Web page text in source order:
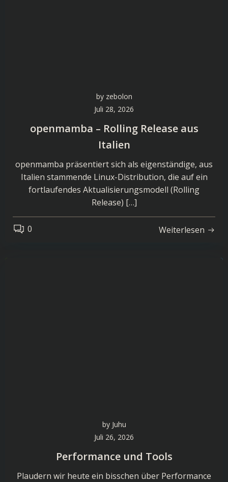
by zebolon
Juli 28, 2026
openmamba – Rolling Release aus
Italien
openmamba präsentiert sich als eigenständige, aus
Italien stammende Linux-Distribution, die auf ein
fortlaufendes Aktualisierungsmodell (Rolling
Release) […]
0 Weiterlesen
by Juhu
Juli 26, 2026
Performance und Tools
Plaudern wir heute ein bisschen über Performance